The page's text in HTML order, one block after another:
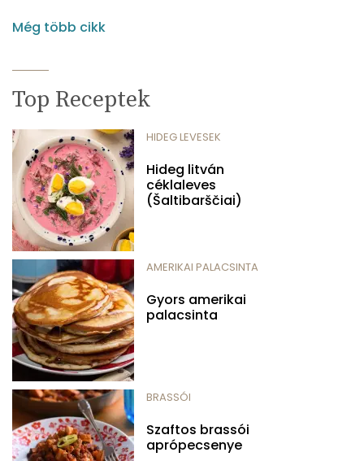
Még több cikk
Top Receptek
HIDEG LEVESEK
Hideg litván
céklaleves
(Šaltibarščiai)
AMERIKAI PALACSINTA
Gyors amerikai
palacsinta
BRASSÓI
Szaftos brassói
aprópecsenye